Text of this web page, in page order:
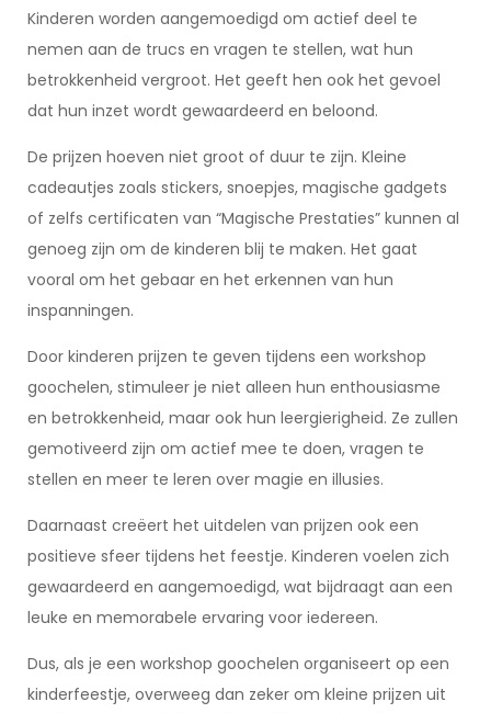
Kinderen worden aangemoedigd om actief deel te
nemen aan de trucs en vragen te stellen, wat hun
betrokkenheid vergroot. Het geeft hen ook het gevoel
dat hun inzet wordt gewaardeerd en beloond.
De prijzen hoeven niet groot of duur te zijn. Kleine
cadeautjes zoals stickers, snoepjes, magische gadgets
of zelfs certificaten van “Magische Prestaties” kunnen al
genoeg zijn om de kinderen blij te maken. Het gaat
vooral om het gebaar en het erkennen van hun
inspanningen.
Door kinderen prijzen te geven tijdens een workshop
goochelen, stimuleer je niet alleen hun enthousiasme
en betrokkenheid, maar ook hun leergierigheid. Ze zullen
gemotiveerd zijn om actief mee te doen, vragen te
stellen en meer te leren over magie en illusies.
Daarnaast creëert het uitdelen van prijzen ook een
positieve sfeer tijdens het feestje. Kinderen voelen zich
gewaardeerd en aangemoedigd, wat bijdraagt aan een
leuke en memorabele ervaring voor iedereen.
Dus, als je een workshop goochelen organiseert op een
kinderfeestje, overweeg dan zeker om kleine prijzen uit